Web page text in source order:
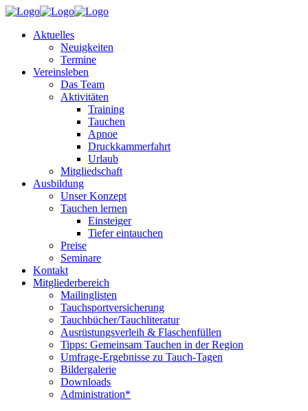
Aktuelles
Neuigkeiten
Termine
Vereinsleben
Das Team
Aktivitäten
Training
Tauchen
Apnoe
Druckkammerfahrt
Urlaub
Mitgliedschaft
Ausbildung
Unser Konzept
Tauchen lernen
Einsteiger
Tiefer eintauchen
Preise
Seminare
Kontakt
Mitgliederbereich
Mailinglisten
Tauchsportversicherung
Tauchbücher/Tauchliteratur
Ausrüstungsverleih & Flaschenfüllen
Tipps: Gemeinsam Tauchen in der Region
Umfrage-Ergebnisse zu Tauch-Tagen
Bildergalerie
Downloads
Administration*